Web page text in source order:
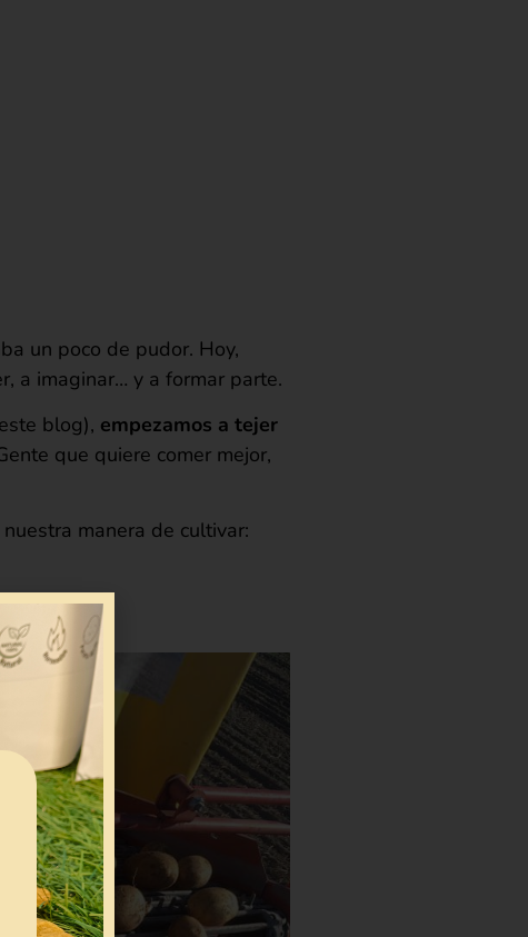
un poco de pudor. Hoy,
a imaginar… y a formar parte.
blog), empezamos a tejer
que quiere comer mejor,
manera de cultivar: